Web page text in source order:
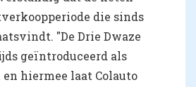
die sinds
"De Drie Dwaze
geïntroduceerd als
hiermee laat Colauto